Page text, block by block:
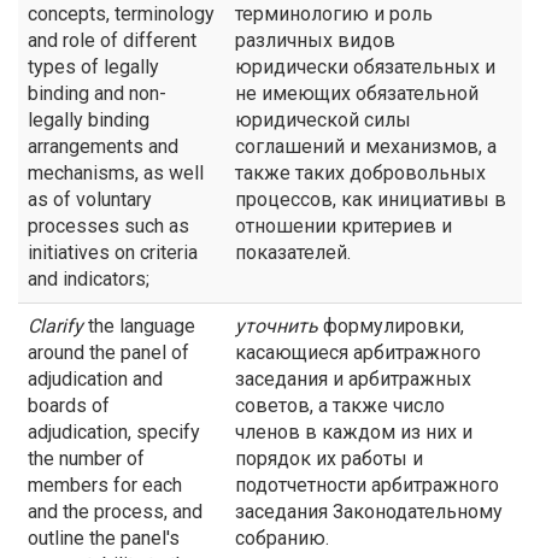
concepts, terminology
and role of different
types of legally
binding and non-
legally binding
arrangements and
mechanisms, as well
as of voluntary
processes such as
initiatives on criteria
and indicators;
терминологию и роль
различных видов
юридически обязательных и
не имеющих обязательной
юридической силы
соглашений и механизмов, а
также таких добровольных
процессов, как инициативы в
отношении критериев и
показателей.
Clarifythe language
around the panel of
adjudication and
boards of
adjudication, specify
the number of
members for each
and the process, and
outline the panel's
уточнить формулировки,
касающиеся арбитражного
заседания и арбитражных
советов, а также число
членов в каждом из них и
порядок их работы и
подотчетности арбитражного
заседания Законодательному
собранию.